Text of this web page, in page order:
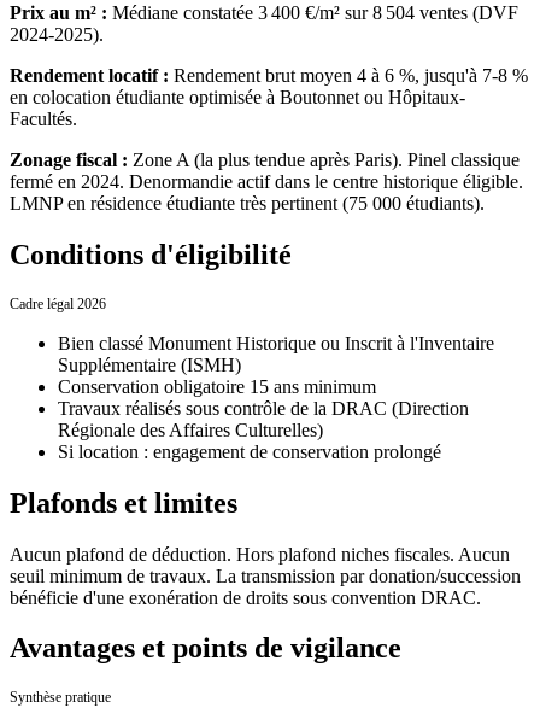
Prix au m² : Médiane constatée 3 400 €/m² sur 8 504 ventes (DVF
2024-2025).
Rendement locatif : Rendement brut moyen 4 à 6 %, jusqu'à 7-8 %
en colocation étudiante optimisée à Boutonnet ou Hôpitaux-
Facultés.
Zonage fiscal : Zone A (la plus tendue après Paris). Pinel classique
fermé en 2024. Denormandie actif dans le centre historique éligible.
LMNP en résidence étudiante très pertinent (75 000 étudiants).
Conditions d'éligibilité
Cadre légal 2026
Bien classé Monument Historique ou Inscrit à l'Inventaire
Supplémentaire (ISMH)
Conservation obligatoire 15 ans minimum
Travaux réalisés sous contrôle de la DRAC (Direction
Régionale des Affaires Culturelles)
Si location : engagement de conservation prolongé
Plafonds et limites
Aucun plafond de déduction. Hors plafond niches fiscales. Aucun
seuil minimum de travaux. La transmission par donation/succession
bénéficie d'une exonération de droits sous convention DRAC.
Avantages et points de vigilance
Synthèse pratique